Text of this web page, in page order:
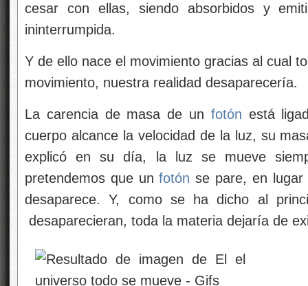
cesar con ellas, siendo absorbidos y
ininterrumpida.
Y de ello nace el movimiento gracias al cual
movimiento, nuestra realidad desaparecería.
La carencia de masa de un fotón está
cuerpo alcance la velocidad de la luz, su
explicó en su día, la luz se mueve
pretendemos que unfotón se pare, en lugar
desaparece. Y, como se ha dicho al
desaparecieran, toda la materia dejaría de